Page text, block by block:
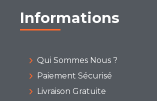
Informations
Qui Sommes Nous ?
Paiement Sécurisé
Livraison Gratuite